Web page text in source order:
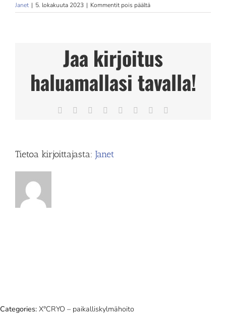
Janet | 5. lokakuuta 2023 | Kommentit pois päältäartikkelissa
Fysioterapeutti
Kurikka
Jaa kirjoitus
haluamallasi tavalla!
Facebook Reddit LinkedIn
TumblrPinterest
Tietoa kirjoittajasta: Janet
Categories: X°CRYO – paikalliskylmähoito